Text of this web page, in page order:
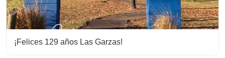
¡Felices 129 años Las Garzas!